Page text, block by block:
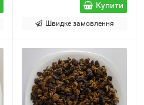
Купити
Швидке замовлення